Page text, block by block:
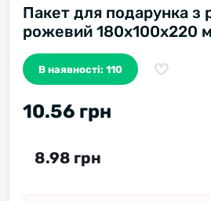
Пакет для подарунка з
рожевий 180х100х220
В наявності: 110
10.56 грн
8.98 грн